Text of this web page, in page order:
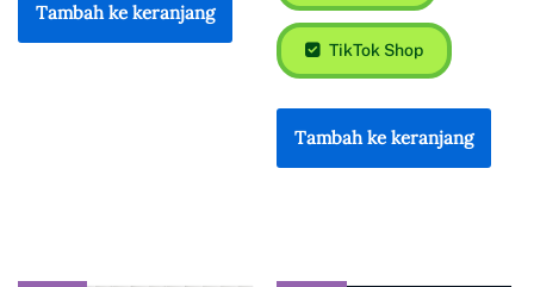
Tambah ke keranjang
TikTok Shop
Tambah ke keranjang